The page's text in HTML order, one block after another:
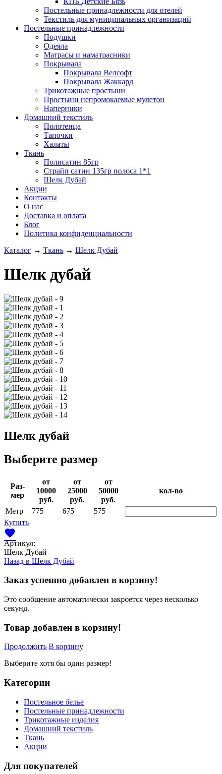
Постельные принадлежности для отелей
Текстиль для муниципальных организаций
Постельные принадлежности
Подушки
Одеяла
Матрасы и наматрасники
Покрывала
Покрывала Велсофт
Покрывала Жаккард
Трикотажные простыни
Простыни непромокаемые мулетон
Наперники
Домашний текстиль
Полотенца
Тапочки
Халаты
Ткань
Полисатин 85гр
Страйп сатин 135гр полоса 1*1
Шелк Дубай
Акции
Контакты
О нас
Доставка и оплата
Блог
Политика конфиденциальности
Каталог → Ткань → Шелк Дубай
Шелк дубай
Шелк дубай
Выберите размер
Раз­
мер
от
10000­
руб.
от
25000­
руб.
от
50000­
руб.
кол-во
Метр 775 675
575
Купить
favorite
Артикул:
Шелк Дубай
Назад в Шелк Дубай
Заказ успешно добавлен в корзину!
Это сообщение автоматически закроется через несколько
секунд.
Товар добавлен в корзину!
Продолжить В корзину
Выберите хотя бы один размер!
Категории
Постельное белье
Постельные принадлежности
Трикотажные изделия
Домашний текстиль
Ткань
Акции
Для покупателей